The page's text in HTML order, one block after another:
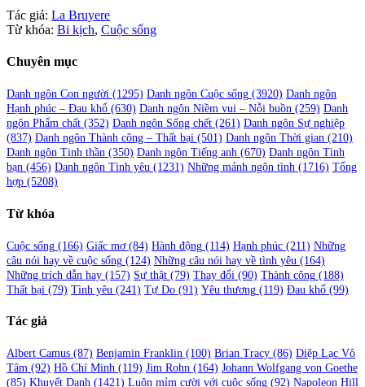
Tác giả: La Bruyere
Từ khóa: Bi kịch, Cuộc sống
Chuyên mục
Danh ngôn Con người (1295) Danh ngôn Cuộc sống (3920) Danh ngôn
Hạnh phúc – Đau khổ (630) Danh ngôn Niềm vui – Nỗi buồn (259) Danh
ngôn Phẩm chất (352) Danh ngôn Sống chết (261) Danh ngôn Sự nghiệp
(837) Danh ngôn Thành công – Thất bại (501) Danh ngôn Thời gian (210)
Danh ngôn Tinh thần (350) Danh ngôn Tiếng anh (670) Danh ngôn Tình
bạn (456) Danh ngôn Tình yêu (1231) Những mảnh ngôn tình (1716) Tổng
hợp (5208)
Từ khóa
Cuộc sống (166) Giấc mơ(84) Hành động (114) Hạnh phúc (211) Những
câu nói hay về cuộc sống (124) Những câu nói hay về tình yêu (164)
Những trích dẫn hay (157) Sự thật (79) Thay đổi (90) Thành công (188)
Thất bại (79) Tình yêu (241) Tự Do (91) Yêu thương (119) Đau khổ (99)
Tác giả
Albert Camus (87) Benjamin Franklin (100) Brian Tracy (86) Diệp Lạc Vô
Tâm (92) Hồ Chí Minh (119) Jim Rohn (164) Johann Wolfgang von Goethe
(85) Khuyết Danh (1421) Luôn mỉm cười với cuộc sống (92) Napoleon Hill